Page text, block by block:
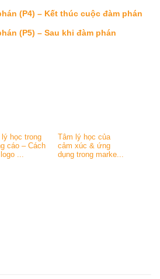
(P4) – Kết thúc cuộc đàm phán
(P5) – Sau khi đàm phán
lý học trong
cáo – Cách
...
Tâm lý học của
cảm xúc & ứng
dụng trong marke...